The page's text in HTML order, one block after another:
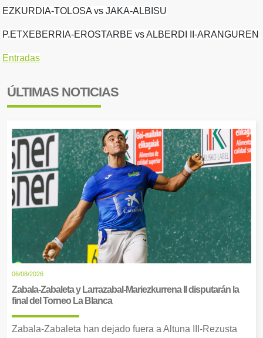
EZKURDIA-TOLOSA vs JAKA-ALBISU
P.ETXEBERRIA-EROSTARBE vs ALBERDI II-ARANGUREN
Entradas
ÚLTIMAS NOTICIAS
06/08/2026
Zabala-Zabaleta y Larrazabal-Mariezkurrena II disputarán la
final del Torneo La Blanca
Zabala-Zabaleta han dejado fuera a Altuna III-Rezusta